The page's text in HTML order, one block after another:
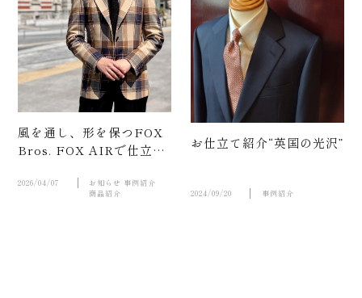
店舗案
内
風を通し、形を保つFOX
Bros. FOX AIRで仕立て
2026/04/07 お知らせ 事例紹介
商品紹介
お仕立て紹介“英国の光沢”
2024/09/20 事例紹介